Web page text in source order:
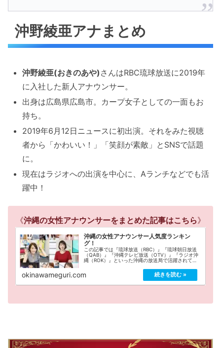
沖野綾亜アナまとめ
沖野綾亜(おきのあや) さんはRBC琉球放送に2019年
に入社した新人アナウンサー。
出身は広島県広島市。カープ女子としての一面もお
持ち。
2019年6月12日ニュースに初出演。それをみた視聴
者から「かわいい！」「笑顔が素敵」とSNSで話題
に。
現在はラジオへの出演を中心に、Aランチなどでも活
躍中！
《沖縄の女性アナウンサーをまとめた記事はこちら》
沖縄の女性アナウンサー人気度ランキン
グ！
この記事では『琉球放送（RBC）』『琉球朝日放送
（QAB）』『沖縄テレビ放送（OTV）』『ラジオ沖
縄（ROK）』といった沖縄の放送局で活躍されてい
をランキング形式でまとめています。
okinawameguri.com